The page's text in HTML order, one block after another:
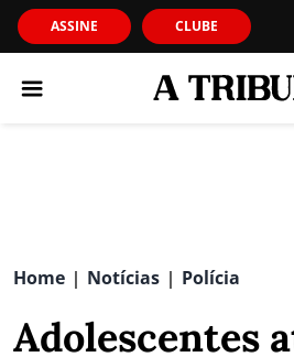
ASSINE CLUBE
Home | Notícias | Polícia
Adolescentes